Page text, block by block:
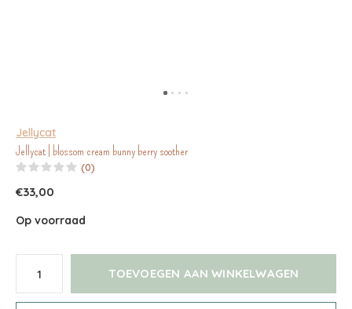
Jellycat
Jellycat | blossom cream bunny berry soother
(0)
€33,00
Op voorraad
TOEVOEGEN AAN WINKELWAGEN